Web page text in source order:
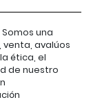
Somos una
avalúos
ética, el
de nuestro